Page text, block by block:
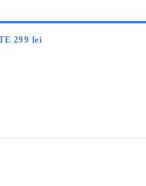
299 lei